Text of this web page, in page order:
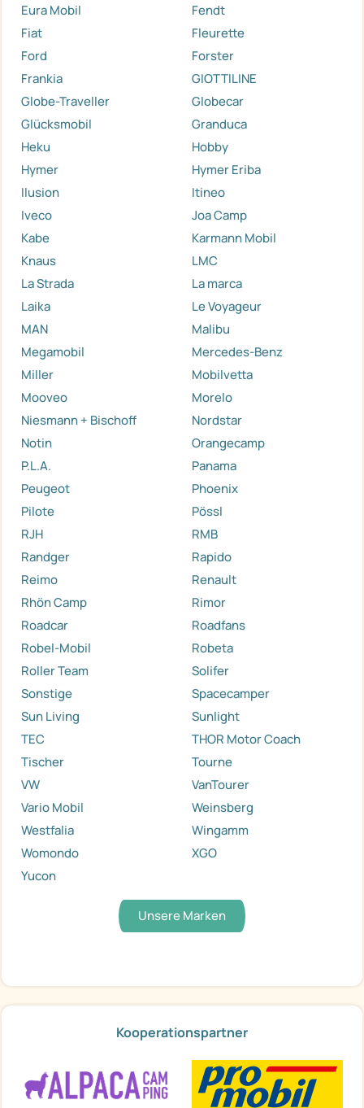
Eura Mobil
Fendt
Fiat
Fleurette
Ford
Forster
Frankia
GIOTTILINE
Globe-Traveller
Globecar
Glücksmobil
Granduca
Heku
Hobby
Hymer
Hymer Eriba
Ilusion
Itineo
Iveco
Joa Camp
Kabe
Karmann Mobil
Knaus
LMC
La Strada
La marca
Laika
Le Voyageur
MAN
Malibu
Megamobil
Mercedes-Benz
Miller
Mobilvetta
Mooveo
Morelo
Niesmann + Bischoff
Nordstar
Notin
Orangecamp
P.L.A.
Panama
Peugeot
Phoenix
Pilote
Pössl
RJH
RMB
Randger
Rapido
Reimo
Renault
Rhön Camp
Rimor
Roadcar
Roadfans
Robel-Mobil
Robeta
Roller Team
Solifer
Sonstige
Spacecamper
Sun Living
Sunlight
TEC
THOR Motor Coach
Tischer
Tourne
VW
VanTourer
Vario Mobil
Weinsberg
Westfalia
Wingamm
Womondo
XGO
Yucon
Unsere Marken
Kooperationspartner